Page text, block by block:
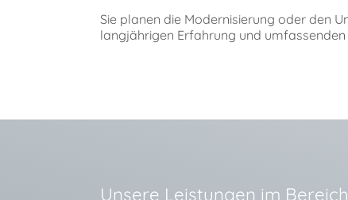
Sie planen die Modernisierung oder den
langjährigen Erfahrung und
Unsere Leistungen im